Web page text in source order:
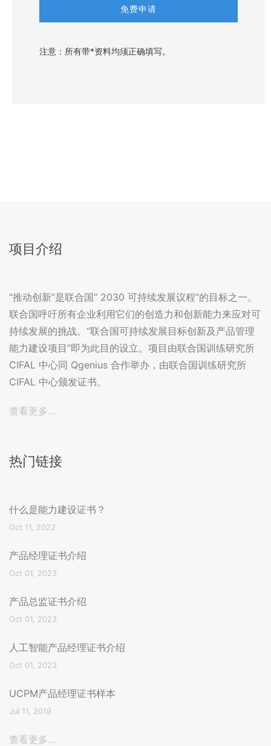
注意：所有带*资料均须正确填写。
项目介绍
“推动创新”是联合国“ 2030 可持续发展议程”的目标之一。
联合国呼吁所有企业利用它们的创造力和创新能力来应对可
持续发展的挑战。“联合国可持续发展目标创新及产品管理
能力建设项目”即为此目的设立。项目由联合国训练研究所
CIFAL 中心同 Qgenius 合作举办，由联合国训练研究所
CIFAL 中心颁发证书。
查看更多…
热门链接
什么是能力建设证书？
Oct 11, 2022
产品经理证书介绍
Oct 01, 2023
产品总监证书介绍
Oct 01, 2023
人工智能产品经理证书介绍
Oct 01, 2023
UCPM产品经理证书样本
Jul 11, 2019
查看更多…